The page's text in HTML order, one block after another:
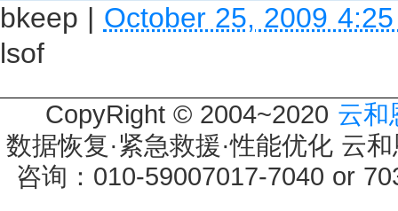
bkeep | October 25, 2009
lsof
CopyRight © 2004~2020 云和
数据恢复·紧急救援·性能优化 云
咨询：010-59007017-7040 or